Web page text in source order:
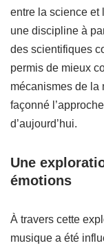
entre la science et
une discipline à
des scientifiques
permis de mieux
mécanismes de la
façonné
d’aujourd’hui.
Une
émotions
À travers cette
musique a été